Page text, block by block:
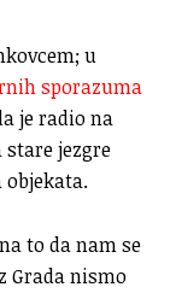
u
sporazuma
je radio na
jezgre
to da nam se
Grada nismo